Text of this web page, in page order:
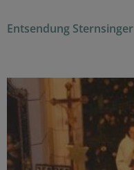
Entsendung Sternsinger